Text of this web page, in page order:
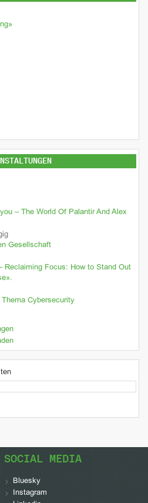
– The World Of Palantir And Alex
Gesellschaft
Reclaiming Focus: How to Stand Out
Cybersecurity
SOCIAL MEDIA
Bluesky
Instagram